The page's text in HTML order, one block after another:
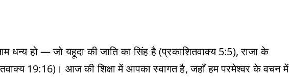
धन्य हो — जो यहूदा की जाति का सिंह है (प्रकाशितवाक्य 5:5), राजा के
19:16)। आज की शिक्षा में आपका स्वागत है, जहाँ हम परमेश्वर के वचन में